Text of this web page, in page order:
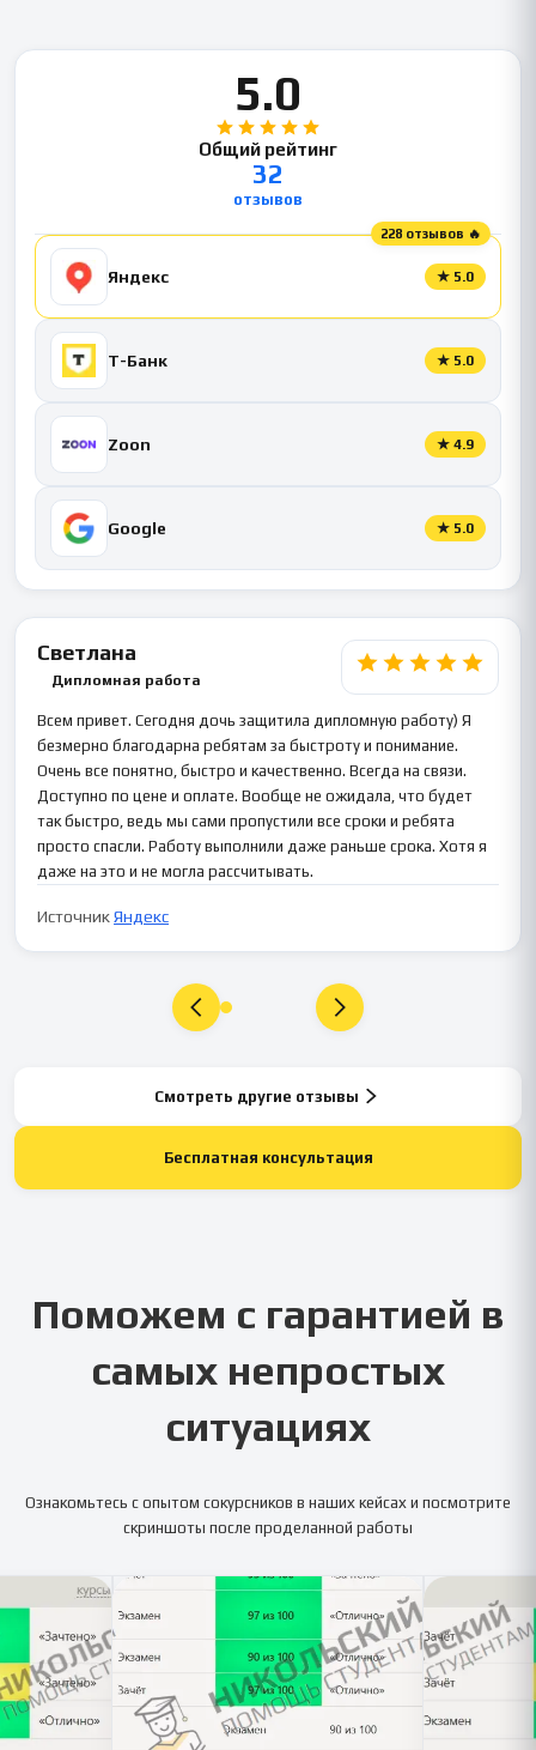
5.0
Общий рейтинг
32
отзывов
228 отзывов 🔥
Яндекс ★ 5.0
Т-Банк ★ 5.0
Zoon ★ 4.9
Google ★ 5.0
Светлана
Дипломная работа
Всем привет. Сегодня дочь защитила дипломную работу) Я
безмерно благодарна ребятам за быстроту и понимание.
Очень все понятно, быстро и качественно. Всегда на связи.
Доступно по цене и оплате. Вообще не ожидала, что будет
так быстро, ведь мы сами пропустили все сроки и ребята
просто спасли. Работу выполнили даже раньше срока. Хотя я
даже на это и не могла рассчитывать.
ИсточникЯндекс
Смотреть другие отзывы
Бесплатная консультация
Поможем с гарантией в
самых непростых
ситуациях
Ознакомьтесь с опытом сокурсников в наших кейсах и посмотрите
скриншоты после проделанной работы